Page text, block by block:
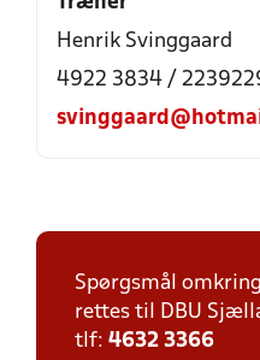
Henrik Svinggaard
4922 3834 /
Spørgsmål
rettes til DBU
tlf: 4632 3366